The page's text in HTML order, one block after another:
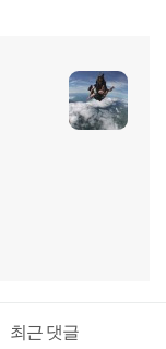
최근 댓글